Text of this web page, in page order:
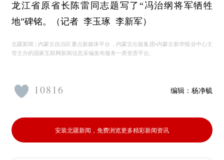
龙江省原省长陈雷同志题写了“冯治纲将军牺牲
地”碑铭。（记者 李玉琢 李新军）
北疆新闻 | 内蒙古自治区重点新媒体平台，内蒙古出版集团•内蒙古新华报业中心主
管主办的国家互联网新闻信息采编发布服务一类资质平台。
编辑： 杨净毓
10816
安装北疆新闻，免费浏览更多精彩新闻资讯